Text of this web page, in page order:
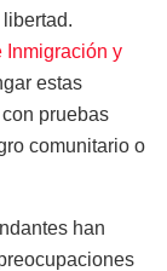
Inmigración y
estas
pruebas
comunitario o
han